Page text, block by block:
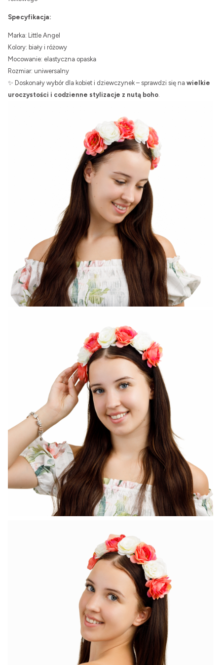
Specyfikacja:
Marka: Little Angel
Kolory: biały i różowy
Mocowanie: elastyczna opaska
Rozmiar: uniwersalny
✨ Doskonały wybór dla kobiet i dziewczynek – sprawdzi się na wielkie
uroczystości i codzienne stylizacje z nutą boho